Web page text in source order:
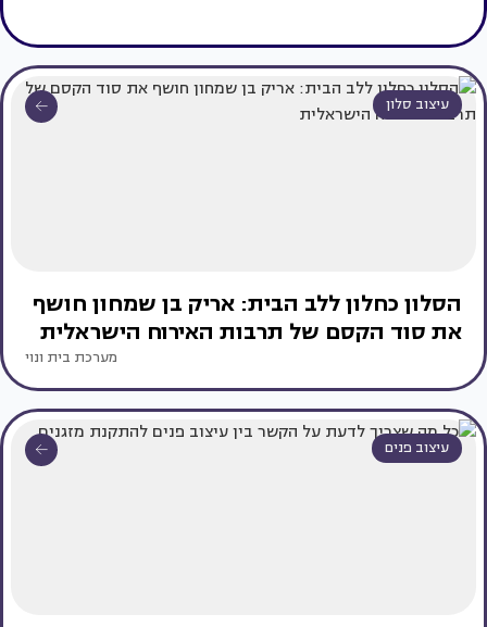
עיצוב סלון
הסלון כחלון ללב הבית: אריק בן שמחון חושף
את סוד הקסם של תרבות האירוח הישראלית
מערכת בית ונוי
עיצוב פנים